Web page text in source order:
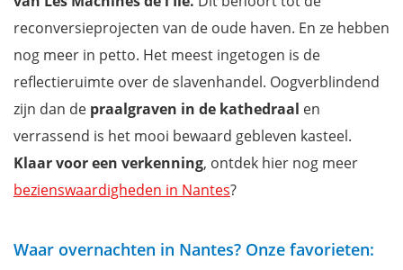
reconversieprojecten van de oude haven. En ze hebben
nog meer in petto. Het meest ingetogen is de
reflectieruimte over de slavenhandel. Oogverblindend
zijn dan de praalgraven in de kathedraal en
verrassend is het mooi bewaard gebleven kasteel.
Klaar voor een verkenning, ontdek hier nog meer
bezienswaardigheden in Nantes?
Waar overnachten in Nantes? Onze favorieten: